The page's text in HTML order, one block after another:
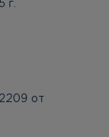
г.
от